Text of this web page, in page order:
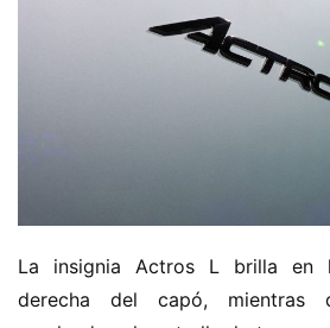
La insignia Actros L brilla en
derecha del capó,